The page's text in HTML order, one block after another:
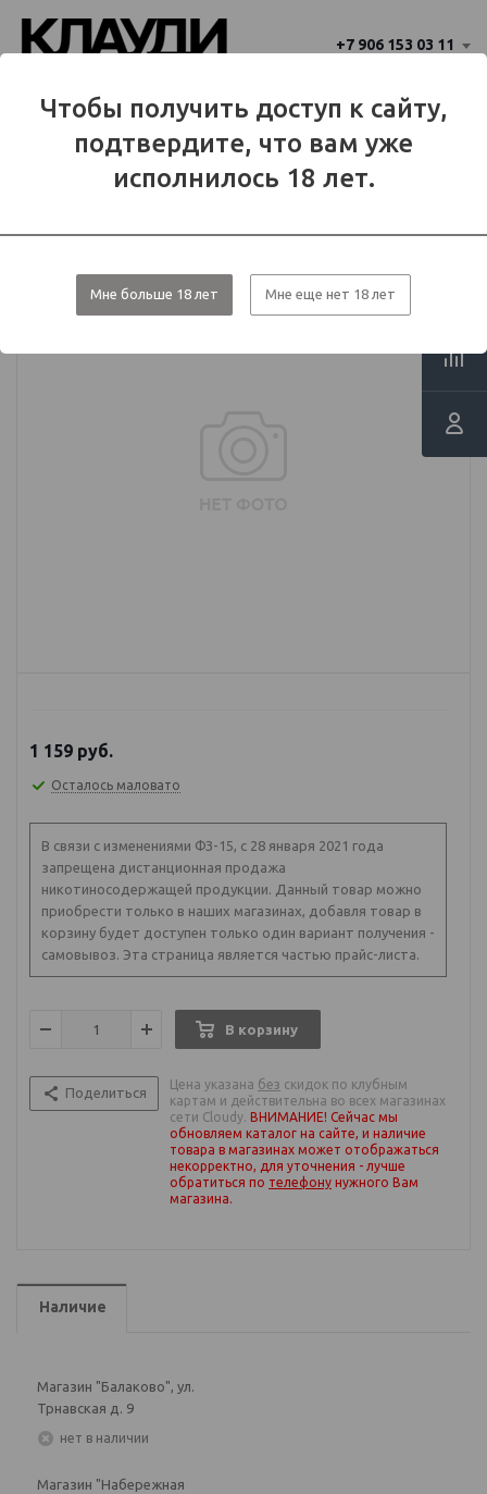
Чтобы получить доступ к сайту,
подтвердите, что вам уже
исполнилось 18 лет.
Мне больше 18 лет Мне еще нет 18 лет
+7 906 153 03 11
Балаково?
Да Нет
Балаково
Black burn - 100г - Etalon Melon
1 159 руб.
Осталось маловато
В связи с изменениями ФЗ-15, с 28 января 2021 года
запрещена дистанционная продажа
никотиносодержащей продукции. Данный товар можно
приобрести только в наших магазинах, добавля товар в
корзину будет доступен только один вариант получения -
самовывоз. Эта страница является частью прайс-листа.
В корзину
Поделиться
Цена указана без скидок по клубным
картам и действительна во всех магазинах
сети Cloudy. ВНИМАНИЕ! Сейчас мы
обновляем каталог на сайте, и наличие
товара в магазинах может отображаться
некорректно, для уточнения - лучше
обратиться по телефону нужного Вам
магазина.
Наличие
Магазин "Балаково", ул.
Трнавская д. 9
Нет в наличии
Магазин "Набережная